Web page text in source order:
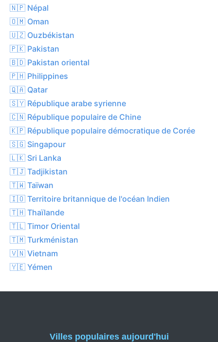
🇳🇵 Népal
🇴🇲 Oman
🇺🇿 Ouzbékistan
🇵🇰 Pakistan
🇧🇩 Pakistan oriental
🇵🇭 Philippines
🇶🇦 Qatar
🇸🇾 République arabe syrienne
🇨🇳 République populaire de Chine
🇰🇵 République populaire démocratique de Corée
🇸🇬 Singapour
🇱🇰 Sri Lanka
🇹🇯 Tadjikistan
🇹🇼 Taïwan
🇮🇴 Territoire britannique de l'océan Indien
🇹🇭 Thaïlande
🇹🇱 Timor Oriental
🇹🇲 Turkménistan
🇻🇳 Vietnam
🇾🇪 Yémen
Villes populaires aujourd'hui